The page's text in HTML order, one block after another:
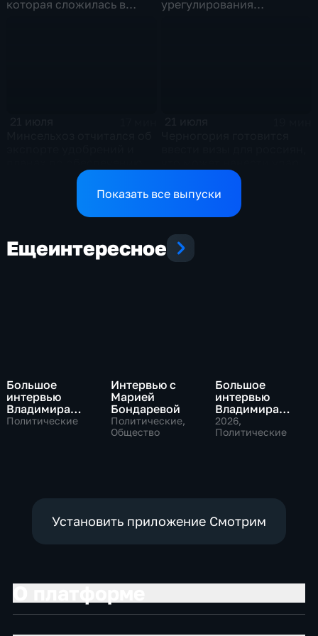
которая сложилась в
урегулирования
аграриев топливом
по экономике страны
Показать все выпуски
Ещеинтересное
Большое
интервью
Владимира
Путина Сергею
Политические
Интервью с
Марией
Бондаревой
Политические,
Общество
Большое
интервью
Владимира
Соловьева
Роджеру
2026,
Политические
Установить приложение Смотрим